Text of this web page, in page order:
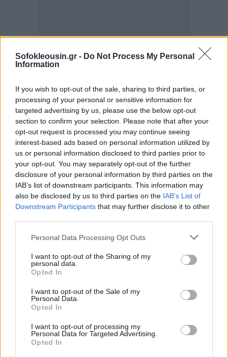
Sofokleousin.gr - Do Not Process My Personal
Information
If you wish to opt-out of the sale, sharing to third parties, or
processing of your personal or sensitive information for
targeted advertising by us, please use the below opt-out
section to confirm your selection. Please note that after your
opt-out request is processed you may continue seeing
interest-based ads based on personal information utilized by
us or personal information disclosed to third parties prior to
your opt-out. You may separately opt-out of the further
disclosure of your personal information by third parties on the
IAB’s list of downstream participants. This information may
also be disclosed by us to third parties on the IAB’s List of
Downstream Participants that may further disclose it to other
Personal Data Processing Opt Outs
I want to opt-out of the Sharing of my
personal data.
Opted In
I want to opt-out of the Sale of my
Personal Data.
Opted In
I want to opt-out of processing my
Personal Data for Targeted Advertising.
Opted In
Ευρωπαϊκή κόπωση και αποστασιοποίηση
Το επεισόδιο ανέδειξε μια ευρύτερη τάση στην
Ευρώπη: την αυξανόμενη κόπωση απέναντι σε έναν
πόλεμο που οι ευρωπαϊκές κυβερνήσεις δεν
επέλεξαν και για τον οποίο δεν είχαν ουσιαστική
διαβούλευση.